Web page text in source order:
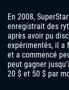
En 2008,
enregistrait des
après avoir pu
expérimentés, il a
et a commencé
peut gagner
20 $ et 50 $ par